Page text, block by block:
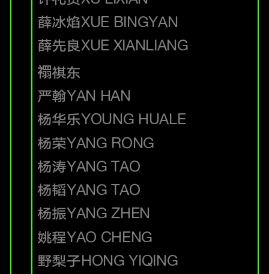
薛冰焰XUE BINGYAN
薛先良XUE XIANLIANG
禤祺东
严翰YAN HAN
杨华乐YOUNG HUALE
杨荣YANG RONG
杨涛YANG TAO
杨韬YANG TAO
杨振YANG ZHEN
姚程YAO CHENG
野梨子HONG YIQING